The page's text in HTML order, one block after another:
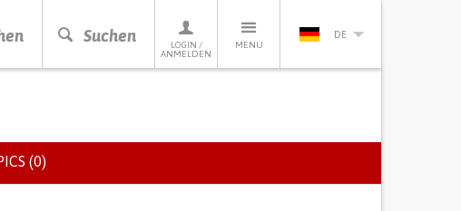
Suchen
LOGIN /
ANMELDEN
MENU
DE
(0)